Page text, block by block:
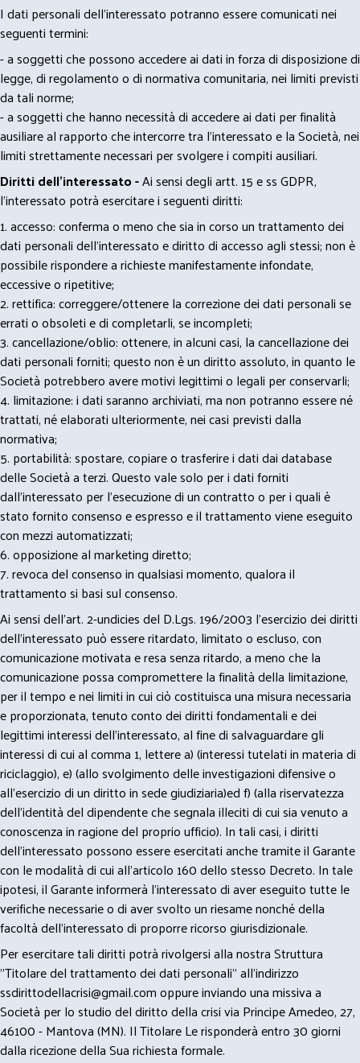
I dati personali dell’interessato potranno essere comunicati nei
seguenti termini:
- a soggetti che possono accedere ai dati in forza di disposizione di
legge, di regolamento o di normativa comunitaria, nei limiti previsti
da tali norme;
- a soggetti che hanno necessità di accedere ai dati per finalità
ausiliare al rapporto che intercorre tra l’interessato e la Società, nei
limiti strettamente necessari per svolgere i compiti ausiliari.
Diritti dell’interessato -Ai sensi degli artt. 15 e ss GDPR,
l’interessato potrà esercitare i seguenti diritti:
1. accesso: conferma o meno che sia in corso un trattamento dei
dati personali dell’interessato e diritto di accesso agli stessi; non è
possibile rispondere a richieste manifestamente infondate,
eccessive o ripetitive;
2. rettifica: correggere/ottenere la correzione dei dati personali se
errati o obsoleti e di completarli, se incompleti;
3. cancellazione/oblio: ottenere, in alcuni casi, la cancellazione dei
dati personali forniti; questo non è un diritto assoluto, in quanto le
Società potrebbero avere motivi legittimi o legali per conservarli;
4. limitazione: i dati saranno archiviati, ma non potranno essere né
trattati, né elaborati ulteriormente, nei casi previsti dalla
normativa;
5. portabilità: spostare, copiare o trasferire i dati dai database
delle Società a terzi. Questo vale solo per i dati forniti
dall’interessato per l’esecuzione di un contratto o per i quali è
stato fornito consenso e espresso e il trattamento viene eseguito
con mezzi automatizzati;
6. opposizione al marketing diretto;
7. revoca del consenso in qualsiasi momento, qualora il
trattamento si basi sul consenso.
Ai sensi dell’art. 2-undicies del D.Lgs. 196/2003 l’esercizio dei diritti
dell’interessato può essere ritardato, limitato o escluso, con
comunicazione motivata e resa senza ritardo, a meno che la
comunicazione possa compromettere la finalità della limitazione,
per il tempo e nei limiti in cui ciò costituisca una misura necessaria
e proporzionata, tenuto conto dei diritti fondamentali e dei
legittimi interessi dell’interessato, al fine di salvaguardare gli
interessi di cui al comma 1, lettere a) (interessi tutelati in materia di
riciclaggio), e) (allo svolgimento delle investigazioni difensive o
all’esercizio di un diritto in sede giudiziaria)ed f) (alla riservatezza
dell’identità del dipendente che segnala illeciti di cui sia venuto a
conoscenza in ragione del proprio ufficio). In tali casi, i diritti
dell’interessato possono essere esercitati anche tramite il Garante
con le modalità di cui all’articolo 160 dello stesso Decreto. In tale
ipotesi, il Garante informerà l’interessato di aver eseguito tutte le
verifiche necessarie o di aver svolto un riesame nonché della
facoltà dell’interessato di proporre ricorso giurisdizionale.
Per esercitare tali diritti potrà rivolgersi alla nostra Struttura
"Titolare del trattamento dei dati personali" all'indirizzo
ssdirittodellacrisi@gmail.comoppure inviando una missiva a
Società per lo studio del diritto della crisi via Principe Amedeo, 27,
46100 - Mantova (MN). Il Titolare Le risponderà entro 30 giorni
dalla ricezione della Sua richiesta formale.